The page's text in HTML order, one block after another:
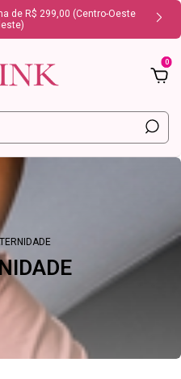
de R$ 299,00 (Centro-Oeste
0